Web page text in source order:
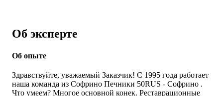
Об эксперте
Об опыте
Здравствуйте, уважаемый Заказчик! С 1995 года работает
наша команда из Софрино Печники 50RUS - Софрино .
Что умеем? Многое основной конек. Реставрационные